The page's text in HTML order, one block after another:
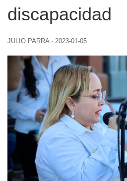
discapacidad
JULIO PARRA · 2023-01-05